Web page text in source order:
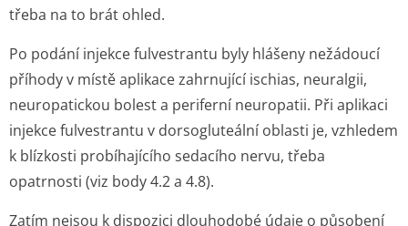
třeba na to brát ohled.
Po podání injekce fulvestrantu byly hlášeny nežádoucí
příhody v místě aplikace zahrnující ischias, neuralgii,
neuropatickou bolest a periferní neuropatii. Při aplikaci
injekce fulvestrantu v dorsogluteální oblasti je, vzhledem
k blízkosti probíhajícího sedacího nervu, třeba
opatrnosti (viz body 4.2 a 4.8).
Zatím nejsou k dispozici dlouhodobé údaje o působení